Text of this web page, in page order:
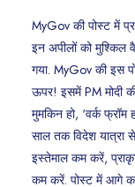
MyGov की पोस्ट में
इन अपीलों को मुश्किल
गया. MyGov की इस
ऊपर! इसमें PM मोदी
मुमकिन हो, ‘वर्क
साल तक विदेश यात्रा
इस्तेमाल कम करें,
कम करें. पोस्ट में आगे